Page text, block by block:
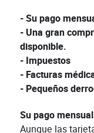
- Su pago
- Una gran
disponible.
- Impuestos
- Facturas
- Pequeños
Su pago
Aunque las